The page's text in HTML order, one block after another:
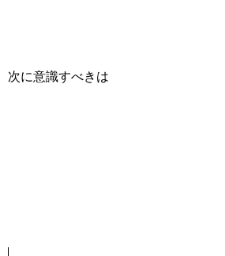
次に意識すべきは